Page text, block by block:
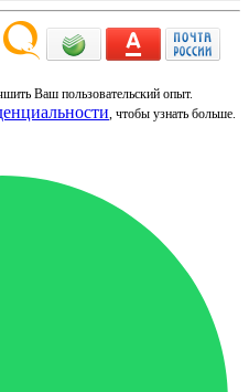
Ваш пользовательский опыт.
, чтобы узнать больше.